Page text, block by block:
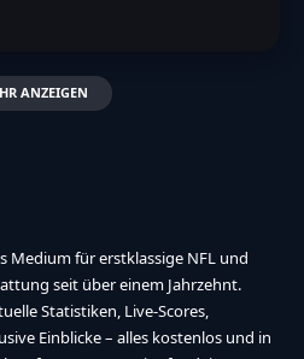
ANZEIGEN
Medium für erstklassige NFL und
seit über einem Jahrzehnt.
Statistiken, Live-Scores,
Einblicke – alles kostenlos und in